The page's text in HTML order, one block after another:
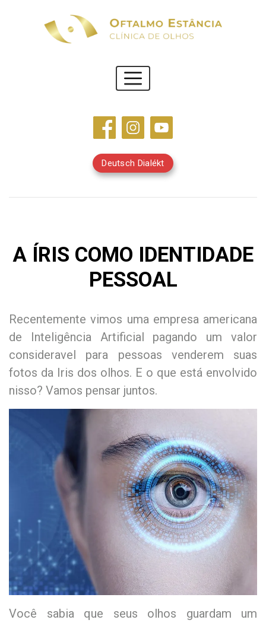
Deutsch Dialékt
A ÍRIS COMO IDENTIDADE
PESSOAL
Recentemente vimos uma empresa americana
de Inteligência Artificial pagando um valor
consideravel para pessoas venderem suas
fotos da Iris dos olhos. E o que está envolvido
nisso? Vamos pensar juntos.
Você sabia que seus olhos guardam um